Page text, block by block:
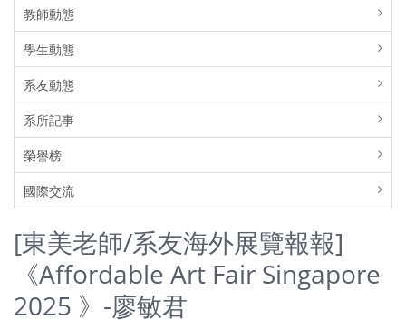
教師動態
學生動態
系友動態
系所記事
榮譽榜
國際交流
[東美老師/系友海外展覽報報]
《Affordable Art Fair Singapore
2025 》-廖敏君